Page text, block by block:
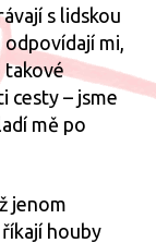
s lidskou
odpovídají mi,
takové
cesty – jsme
mě po
jenom
houby